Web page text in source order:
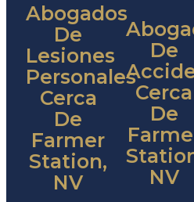
Abogados
De
Lesiones
Personales
Cerca
De
Farmer
Station,
NV
De
Cerca
De
NV